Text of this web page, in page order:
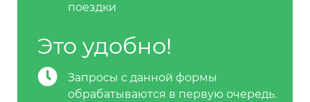
поездки
Это удобно!
Запросы с данной формы
обрабатываются в первую очередь.